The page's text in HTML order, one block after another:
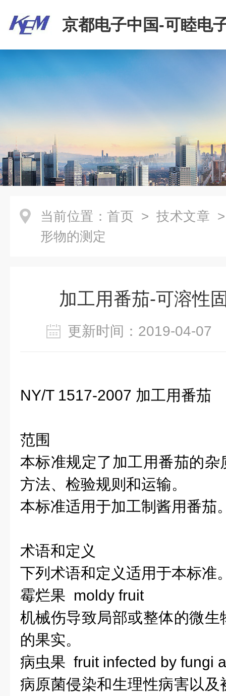
京都电子中国-可睦电
商贸有限公司
当前位置： 首页 > 技术文章
形物的测定
加工用番茄-可溶性
更新时间：2019-04-
NY/T 1517-2007 加工用番茄
范围
本标准规定了加工用番茄的
方法、检验规则和运输。
本标准适用于加工制酱用番茄
术语和定义
下列术语和定义适用于本标准
霉烂果 moldy fruit
机械伤导致局部或整体的微
的果实。
病虫果 fruit infected by fungi
病原菌侵染和生理性病害以